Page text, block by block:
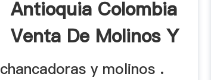
Antioquia Colombia
Venta De Molinos Y
Chancadoras
chancadoras y molinos .